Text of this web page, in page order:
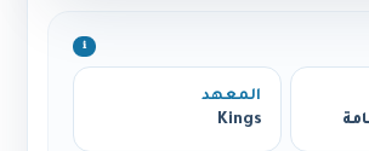
ℹ️
المعهد
Kings